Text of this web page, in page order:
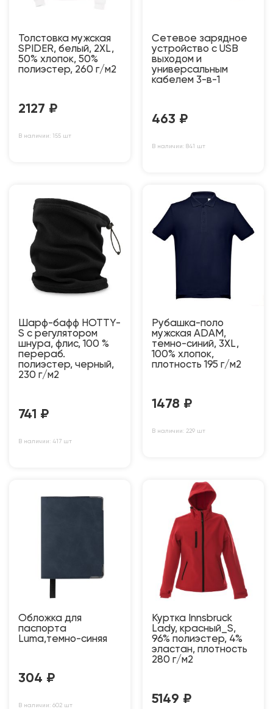
Толстовка мужская
SPIDER, белый, 2XL,
50% хлопок, 50%
полиэстер, 260 г/м2
2127 ₽
В наличии: 155 шт
Сетевое зарядное
устройство c USB
выходом и
универсальным
кабелем 3-в-1
463 ₽
В наличии: 841 шт
Шарф-бафф HOTTY-
S с регулятором
шнура, флис, 100 %
перераб.
полиэстер, черный,
230 г/м2
741 ₽
В наличии: 417 шт
Рубашка-поло
мужская ADAM,
темно-синий, 3XL,
100% хлопок,
плотность 195 г/м2
1478 ₽
В наличии: 229 шт
Обложка для
паспорта
Luma,темно-синяя
304 ₽
В наличии: 602 шт
Куртка Innsbruck
Lady, красный_S,
96% полиэстер, 4%
эластан, плотность
280 г/м2
5149 ₽